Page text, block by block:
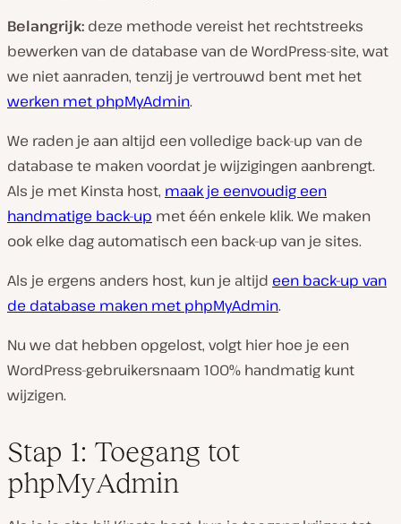
Belangrijk: deze methode vereist het rechtstreeks
bewerken van de database van de WordPress-site, wat
we niet aanraden, tenzij je vertrouwd bent met het
werken met phpMyAdmin.
We raden je aan altijd een volledige back-up van de
database te maken voordat je wijzigingen aanbrengt.
Als je met Kinsta host, maak je eenvoudig een
handmatige back-up met één enkele klik. We maken
ook elke dag automatisch een back-up van je sites.
Als je ergens anders host, kun je altijd een back-up van
de database maken met phpMyAdmin.
Nu we dat hebben opgelost, volgt hier hoe je een
WordPress-gebruikersnaam 100% handmatig kunt
wijzigen.
Stap 1: Toegang tot
phpMyAdmin